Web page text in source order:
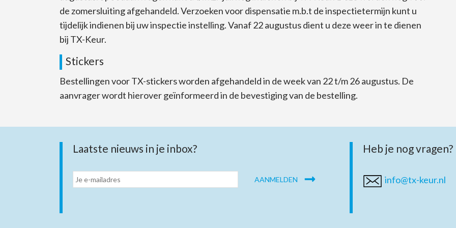
de zomersluiting afgehandeld. Verzoeken voor dispensatie m.b.t de inspectietermijn kunt u
tijdelijk indienen bij uw inspectie instelling. Vanaf 22 augustus dient u deze weer in te dienen
bij TX-Keur.
Stickers
Bestellingen voor TX-stickers worden afgehandeld in de week van 22 t/m 26 augustus. De
aanvrager wordt hierover geïnformeerd in de bevestiging van de bestelling.
Laatste nieuws in je inbox? Heb je nog vragen?
info@tx-keur.nl